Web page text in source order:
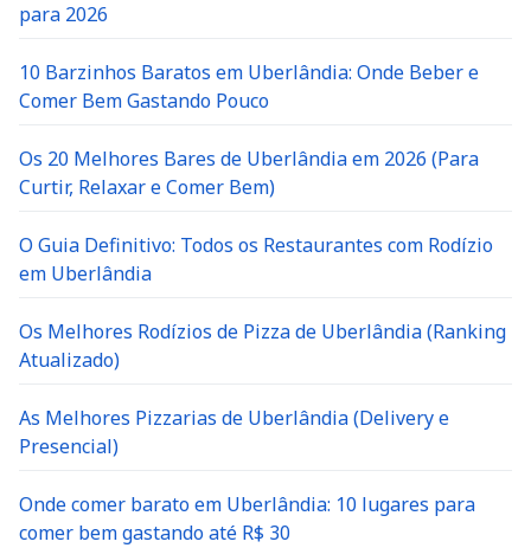
para 2026
10 Barzinhos Baratos em Uberlândia: Onde Beber e
Comer Bem Gastando Pouco
Os 20 Melhores Bares de Uberlândia em 2026 (Para
Curtir, Relaxar e Comer Bem)
O Guia Definitivo: Todos os Restaurantes com Rodízio
em Uberlândia
Os Melhores Rodízios de Pizza de Uberlândia (Ranking
Atualizado)
As Melhores Pizzarias de Uberlândia (Delivery e
Presencial)
Onde comer barato em Uberlândia: 10 lugares para
comer bem gastando até R$ 30